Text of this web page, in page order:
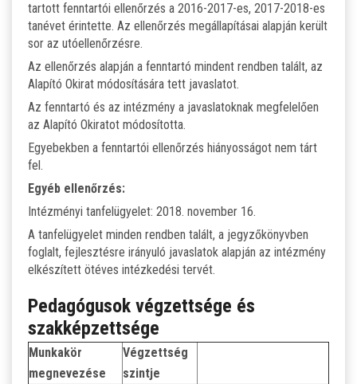
tartott fenntartói ellenőrzés a 2016-2017-es, 2017-2018-es
tanévet érintette. Az ellenőrzés megállapításai alapján került
sor az utóellenőrzésre.
Az ellenőrzés alapján a fenntartó mindent rendben talált, az
Alapító Okirat módosítására tett javaslatot.
Az fenntartó és az intézmény a javaslatoknak megfelelően
az Alapító Okiratot módosította.
Egyebekben a fenntartói ellenőrzés hiányosságot nem tárt
fel.
Egyéb ellenőrzés:
Intézményi tanfelügyelet: 2018. november 16.
A tanfelügyelet minden rendben talált, a jegyzőkönyvben
foglalt, fejlesztésre irányuló javaslatok alapján az intézmény
elkészített ötéves intézkedési tervét.
Pedagógusok végzettsége és
szakképzettsége
Munkakör
megnevezése
Végzettség
szintje